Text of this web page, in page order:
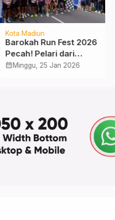
Kota Madiun
Barokah Run Fest 2026
Pecah! Pelari dari
Berbagai Daerah Padati
Minggu, 25 Jan 2026